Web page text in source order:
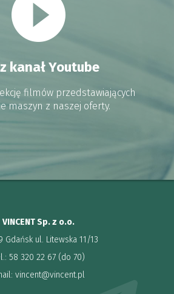
kanał Youtube
filmów przedstawiających
maszyn z naszej oferty.
VINCENT Sp. z o.o.
Gdańsk ul. Litewska 11/13
58 320 22 67 (do 70)
vincent@vincent.pl